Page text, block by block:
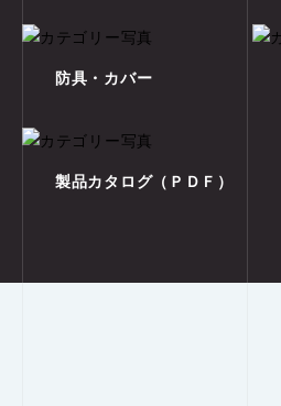
防具・カバー
製品カタログ（ＰＤＦ）